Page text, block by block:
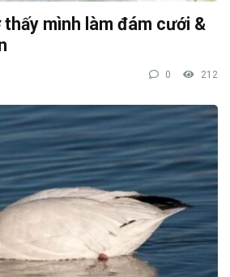
thấy mình làm đám cưới &
0 212